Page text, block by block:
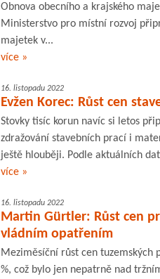
Obnova obecního a krajského
Ministerstvo pro místní rozvoj
majetek v...
více »
16. listopadu 2022
Evžen Korec: Růst cen
Stovky tisíc korun navíc si letos
zdražování stavebních prací i
ještě hlouběji. Podle aktuálních
více »
16. listopadu 2022
Martin Gürtler: Růst cen
vládním opatřením
Meziměsíční růst cen tuzemských
%, což bylo jen nepatrně nad